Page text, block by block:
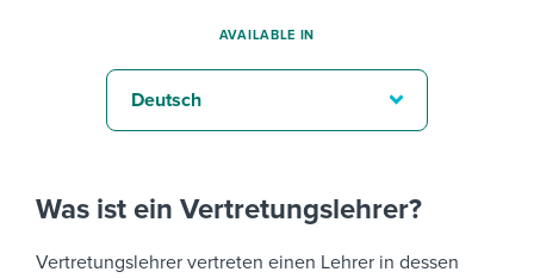
Was ist ein Vertretungslehrer?
Vertretungslehrer vertreten einen Lehrer in dessen
AVAILABLE IN
Deutsch